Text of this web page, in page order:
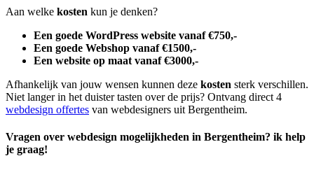
Aan welke kosten kun je denken?
Een goede WordPress website vanaf €750,-
Een goede Webshop vanaf €1500,-
Een website op maat vanaf €3000,-
Afhankelijk van jouw wensen kunnen deze kosten sterk verschillen.
Niet langer in het duister tasten over de prijs? Ontvang direct 4
webdesign offertes van webdesigners uit Bergentheim.
Vragen over webdesign mogelijkheden in Bergentheim? ik help
je graag!